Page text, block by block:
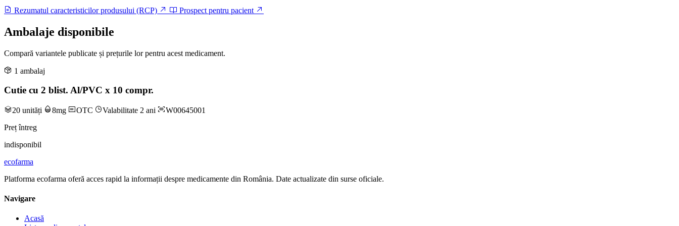
Rezumatul caracteristicilor produsului (RCP) Prospect pentru pacient
Ambalaje disponibile
Compară variantele publicate și prețurile lor pentru acest medicament.
1 ambalaj
Cutie cu 2 blist. Al/PVC x 10 compr.
20 unități 8mg OTC Valabilitate 2 ani
W00645001
Preț întreg
indisponibil
ecofarma
Platforma ecofarma oferă acces rapid la informații despre medicamente din România. Date actualizate din surse oficiale.
Navigare
Acasă